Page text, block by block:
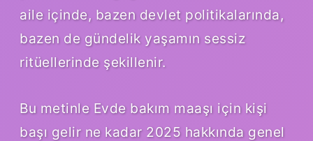
aile içinde, bazen devlet politikalarında,
bazen de gündelik yaşamın sessiz
ritüellerinde şekillenir.
Bu metinle Evde bakım maaşı için kişi
başı gelir ne kadar 2025 hakkında genel